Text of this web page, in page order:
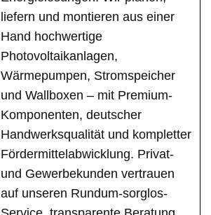
liefern und montieren aus einer
Hand hochwertige
Photovoltaikanlagen,
Wärmepumpen, Stromspeicher
und Wallboxen – mit Premium-
Komponenten, deutscher
Handwerksqualität und kompletter
Fördermittelabwicklung. Privat-
und Gewerbekunden vertrauen
auf unseren Rundum-sorglos-